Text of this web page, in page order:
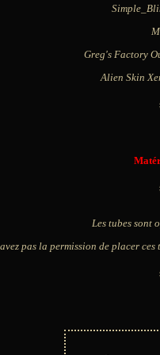
Greg's Factory
Alien Skin
Les tubes sont
pas la permission de placer